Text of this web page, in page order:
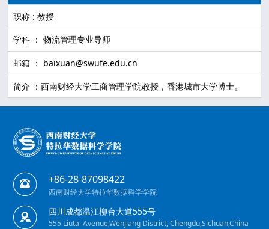
职称 : 教授
学科 ： 物流管理专业导师
邮箱 ： baixuan@swufe.edu.cn
简介 ：西南财经大学工商管理学院教授，香港城市大学博士。
+86-28-87098422
西南财经大学特拉华数据科学学院
四川成都温江柳台大道555号
555 Liutai Avenue,Wenjiang District, Chengdu,Sichuan,China